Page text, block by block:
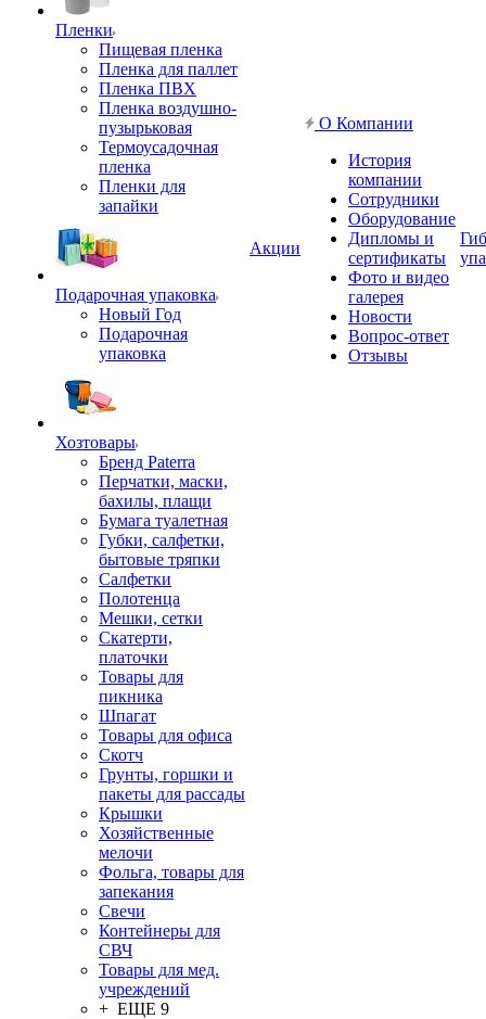
Пленки
Пищевая пленка
Пленка для паллет
Пленка ПВХ
Пленка воздушно-
пузырьковая
Термоусадочная
пленка
Пленки для
запайки
Подарочная упаковка
Новый Год
Подарочная
упаковка
Хозтовары
Бренд Paterra
Перчатки, маски,
бахилы, плащи
Бумага туалетная
Губки, салфетки,
бытовые тряпки
Салфетки
Полотенца
Мешки, сетки
Скатерти,
платочки
Товары для
пикника
Шпагат
Товары для офиса
Скотч
Грунты, горшки и
пакеты для рассады
Крышки
Хозяйственные
мелочи
Фольга, товары для
запекания
Свечи
Контейнеры для
СВЧ
Товары для мед.
учреждений
+ ЕЩЕ 9
Акции
О Компании
История
компании
Сотрудники
Оборудование
Дипломы и
сертификаты
Фото и видео
галерея
Новости
Вопрос-ответ
Отзывы